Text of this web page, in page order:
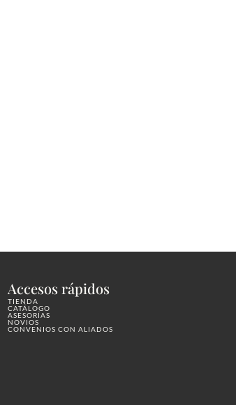
Accesos rápidos
TIENDA
CATÁLOGO
ASESORÍAS
NOVIOS
CONVENIOS CON ALIADOS